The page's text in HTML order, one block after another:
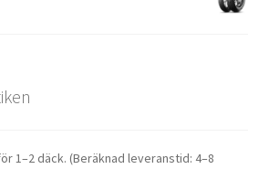
1–2 däck. (Beräknad leveranstid: 4–8